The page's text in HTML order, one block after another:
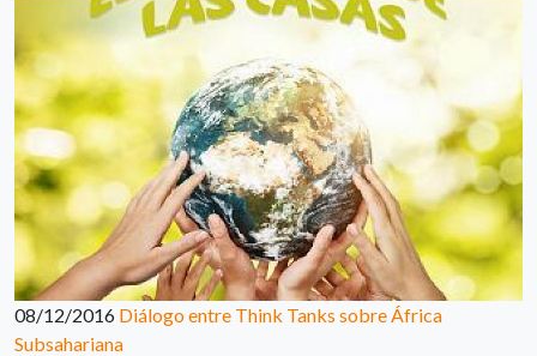
08/12/2016 Diálogo entre Think Tanks sobre África
Subsahariana